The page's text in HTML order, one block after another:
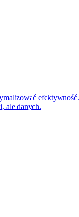
efektywność.
ale danych.